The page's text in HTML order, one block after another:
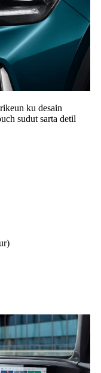
ku desain
sudut sarta detil